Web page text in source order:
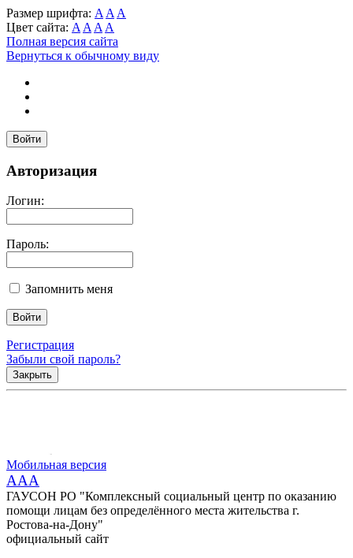
Размер шрифта: A A A
Цвет сайта: A A A A
Полная версия сайта
Вернуться к обычному виду
Войти
Авторизация
Логин:
Пароль:
Запомнить меня
Регистрация
Забыли свой пароль?
Закрыть
Мобильная версия
AAA
ГАУСОН РО "Комплексный социальный центр по оказанию
помощи лицам без определённого места жительства г.
Ростова-на-Дону"
официальный сайт